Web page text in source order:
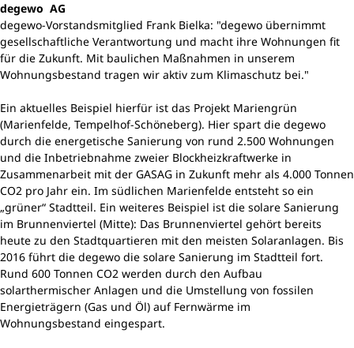
degewo AG
degewo-Vorstandsmitglied Frank Bielka: "degewo übernimmt
gesellschaftliche Verantwortung und macht ihre Wohnungen fit
für die Zukunft. Mit baulichen Maßnahmen in unserem
Wohnungsbestand tragen wir aktiv zum Klimaschutz bei."
Ein aktuelles Beispiel hierfür ist das Projekt Mariengrün
(Marienfelde, Tempelhof-Schöneberg). Hier spart die degewo
durch die energetische Sanierung von rund 2.500 Wohnungen
und die Inbetriebnahme zweier Blockheizkraftwerke in
Zusammenarbeit mit der GASAG in Zukunft mehr als 4.000 Tonnen
CO2 pro Jahr ein. Im südlichen Marienfelde entsteht so ein
„grüner“ Stadtteil. Ein weiteres Beispiel ist die solare Sanierung
im Brunnenviertel (Mitte): Das Brunnenviertel gehört bereits
heute zu den Stadtquartieren mit den meisten Solaranlagen. Bis
2016 führt die degewo die solare Sanierung im Stadtteil fort.
Rund 600 Tonnen CO2 werden durch den Aufbau
solarthermischer Anlagen und die Umstellung von fossilen
Energieträgern (Gas und Öl) auf Fernwärme im
Wohnungsbestand eingespart.